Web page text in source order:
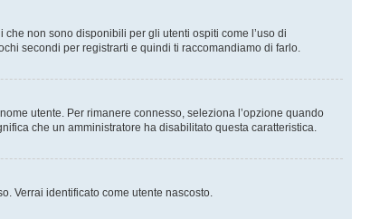
non sono disponibili per gli utenti ospiti come l’uso di
secondi per registrarti e quindi ti raccomandiamo di farlo.
utente. Per rimanere connesso, seleziona l’opzione quando
che un amministratore ha disabilitato questa caratteristica.
Verrai identificato come utente nascosto.